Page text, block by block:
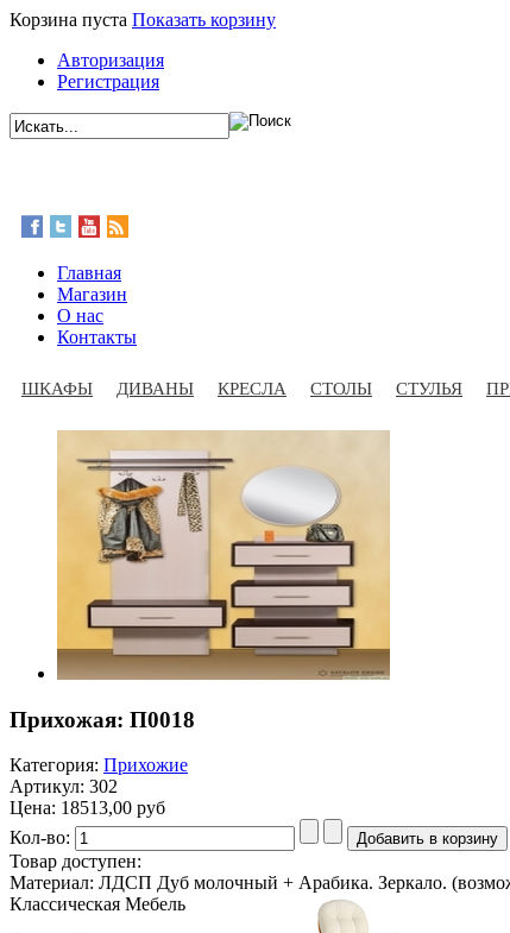
Корзина пуста Показать корзину
Авторизация
Регистрация
Главная
Магазин
О нас
Контакты
ШКАФЫ ДИВАНЫ КРЕСЛА СТОЛЫ СТУЛЬЯ
Прихожая: П0018
Категория: Прихожие
Артикул: 302
Цена: 18513,00 руб
Кол-во:
Товар доступен:
Материал: ЛДСП Дуб молочный + Арабика. Зеркало.
Классическая Мебель